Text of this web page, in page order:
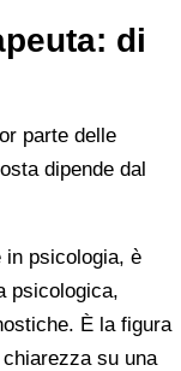
di
parte delle
dipende dal
in psicologia, è
psicologica,
È la figura
su una